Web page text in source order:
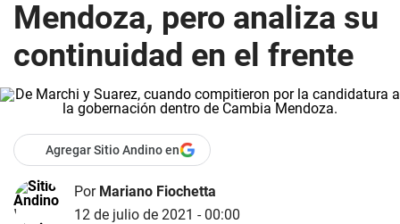
Mendoza, pero analiza su
continuidad en el frente
Agregar Sitio Andino en
Por Mariano Fiochetta
12 de julio de 2021 - 00:00